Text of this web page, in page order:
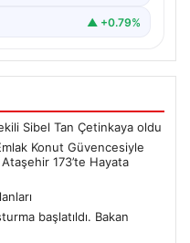
▲ +0.79%
Sibel Tan Çetinkaya oldu
Konut Güvencesiyle
173’te Hayata
başlatıldı. Bakan